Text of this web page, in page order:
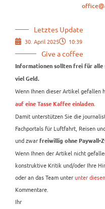
Letztes Update
30. April 2025 10:39
Give a coffee
Informationen sollten frei für alle
viel Geld.
Wenn Ihnen dieser Artikel gefallen
auf eine Tasse Kaffee einladen.
Damit unterstützen Sie die
Fachportals für Luftfahrt, Reisen
und zwar freiwillig ohne Paywall-
Wenn Ihnen der Artikel nicht
konstruktive Kritik und/oder Ihre
oder an das Team unterunter
Kommentare.
Ihr